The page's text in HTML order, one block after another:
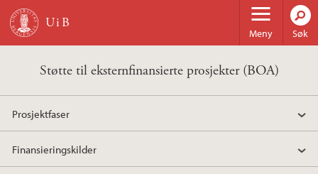
Hopp til hovedinnhold
Meny Søk
Støtte til eksternfinansierte prosjekter (BOA)
Prosjektfaser
Finansieringskilder